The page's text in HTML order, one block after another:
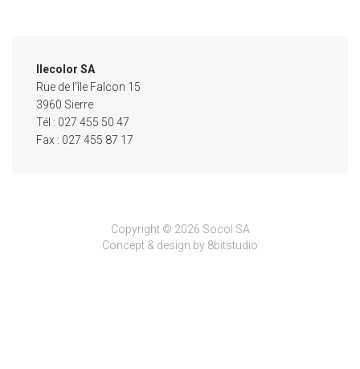
Ilecolor SA
Rue de l’île Falcon 15
3960 Sierre
Tél : 027 455 50 47
Fax : 027 455 87 17
Copyright © 2026 Socol SA
Concept & design by 8bitstudio